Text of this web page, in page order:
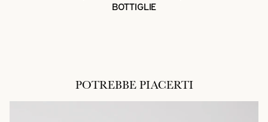
BOTTIGLIE
POTREBBE PIACERTI